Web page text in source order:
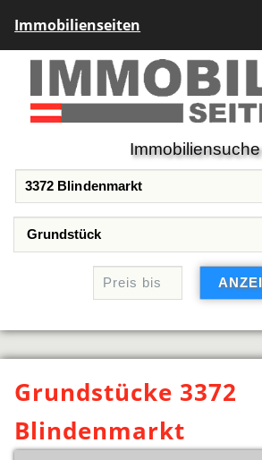
Immobilienseiten
Immobiliensuche
Grundstücke 3372
Blindenmarkt